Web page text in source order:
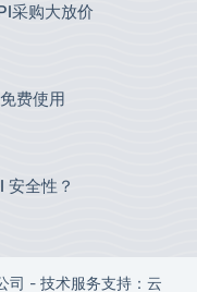
采购大放价
费使用​
安全性？
司 - 技术服务支持：云